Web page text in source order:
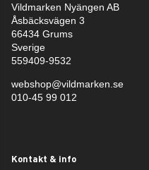
Vildmarken Nyängen AB
Åsbäcksvägen 3
66434 Grums
Sverige
559409-9532
webshop@vildmarken.se
010-45 99 012
Kontakt & info